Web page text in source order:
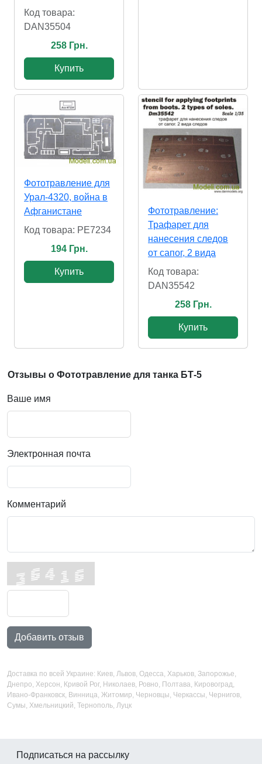
Код товара:
DAN35504
258 Грн.
Купить
Фототравление для
Урал-4320, война в
Афганистане
Код товара: PE7234
194 Грн.
Купить
Фототравление:
Трафарет для
нанесения следов
от сапог, 2 вида
Код товара:
DAN35542
258 Грн.
Купить
Отзывы о Фототравление для танка БТ-5
Ваше имя
Электронная почта
Комментарий
Добавить отзыв
Доставка по всей Украине: Киев, Львов, Одесса, Харьков, Запорожье,
Днепро, Херсон, Кривой Рог, Николаев, Ровно, Полтава, Кировоград,
Ивано-Франковск, Винница, Житомир, Черновцы, Черкассы, Чернигов,
Сумы, Хмельницкий, Тернополь, Луцк
Подписаться на рассылку